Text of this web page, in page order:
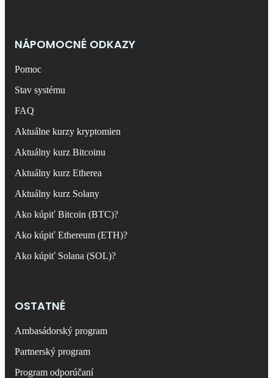
NÁPOMOCNÉ ODKAZY
Pomoc
Stav systému
FAQ
Aktuálne kurzy kryptomien
Aktuálny kurz Bitcoinu
Aktuálny kurz Etherea
Aktuálny kurz Solany
Ako kúpiť Bitcoin (BTC)?
Ako kúpiť Ethereum (ETH)?
Ako kúpiť Solana (SOL)?
OSTATNÉ
Ambasádorský program
Partnerský program
Program odporúčaní